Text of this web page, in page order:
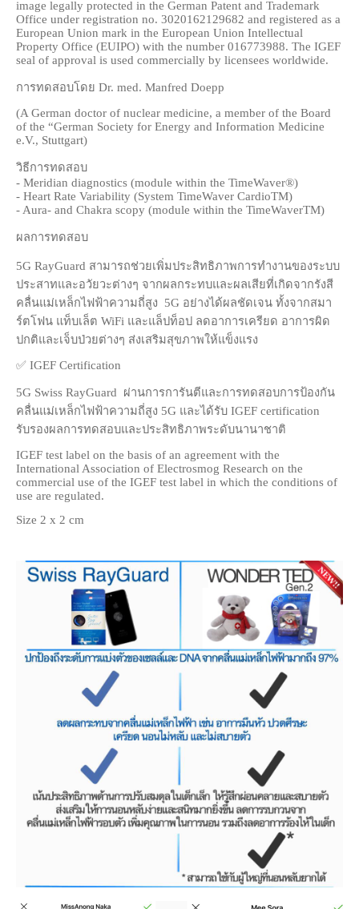
image legally protected in the German Patent and Trademark
Office under registration no. 3020162129682 and registered as a
European Union mark in the European Union Intellectual
Property Office (EUIPO) with the number 016773988. The IGEF
seal of approval is used commercially by licensees worldwide.
การทดสอบโดย Dr. med. Manfred Doepp
(A German doctor of nuclear medicine, a member of the Board
of the “German Society for Energy and Information Medicine
e.V., Stuttgart)
วิธีการทดสอบ
- Meridian diagnostics (module within the TimeWaver®)
- Heart Rate Variability (System TimeWaver CardioTM)
- Aura- and Chakra scopy (module within the TimeWaverTM)
ผลการทดสอบ
5G RayGuard สามารถช่วยเพิ่มประสิทธิภาพการทำงานของระบบ
ประสาทและอวัยวะต่างๆ จากผลกระทบและผลเสียที่เกิดจากรังสี
คลื่นแม่เหล็กไฟฟ้าความถี่สูง 5G อย่างได้ผลชัดเจน ทั้งจากสมา
ร์ตโฟน แท็บเล็ต WiFi และแล็ปท็อป ลดอาการเครียด อาการผิด
ปกติและเจ็บป่วยต่างๆ ส่งเสริมสุขภาพให้แข็งแรง
✅ IGEF Certification
5G Swiss RayGuard ผ่านการการันตีและการทดสอบการป้องกัน
คลื่นแม่เหล็กไฟฟ้าความถี่สูง 5G และได้รับ IGEF certification
รับรองผลการทดสอบและประสิทธิภาพระดับนานาชาติ
IGEF test label on the basis of an agreement with the
International Association of Electrosmog Research on the
commercial use of the IGEF test label in which the conditions of
use are regulated.
Size 2 x 2 cm